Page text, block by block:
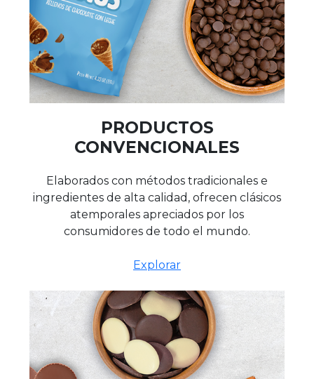
PRODUCTOS
CONVENCIONALES
Elaborados con métodos tradicionales e
ingredientes de alta calidad, ofrecen clásicos
atemporales apreciados por los
consumidores de todo el mundo.
Explorar